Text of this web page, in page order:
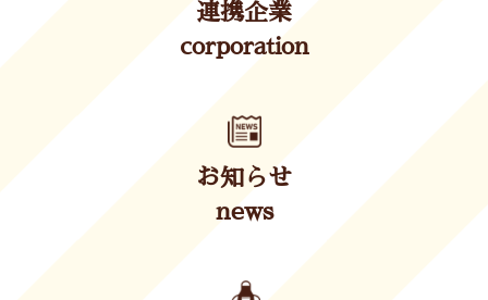
連携企業
corporation
お知らせ
news